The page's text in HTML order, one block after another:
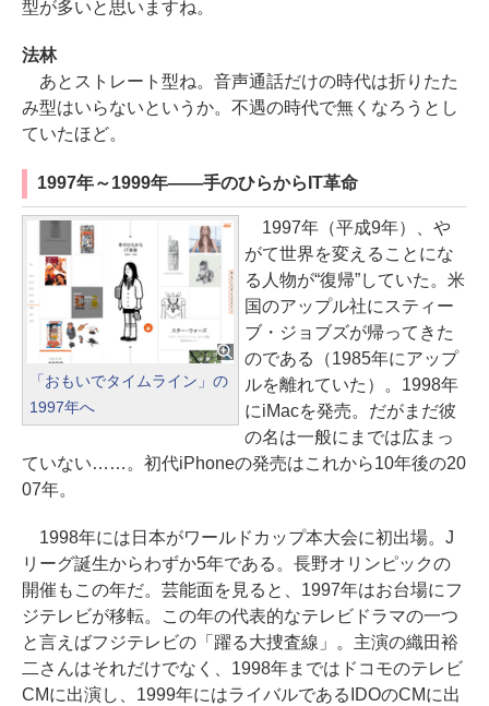
型が多いと思いますね。
法林
あとストレート型ね。音声通話だけの時代は折りたた
み型はいらないというか。不遇の時代で無くなろうとし
ていたほど。
1997年～1999年――手のひらからIT革命
「おもいでタイムライン」の
1997年へ
1997年（平成9年）、や
がて世界を変えることにな
る人物が“復帰”していた。米
国のアップル社にスティー
ブ・ジョブズが帰ってきた
のである（1985年にアップ
ルを離れていた）。1998年
にiMacを発売。だがまだ彼
の名は一般にまでは広まっ
ていない……。初代iPhoneの発売はこれから10年後の20
07年。
1998年には日本がワールドカップ本大会に初出場。J
リーグ誕生からわずか5年である。長野オリンピックの
開催もこの年だ。芸能面を見ると、1997年はお台場にフ
ジテレビが移転。この年の代表的なテレビドラマの一つ
と言えばフジテレビの「躍る大捜査線」。主演の織田裕
二さんはそれだけでなく、1998年まではドコモのテレビ
CMに出演し、1999年にはライバルであるIDOのCMに出